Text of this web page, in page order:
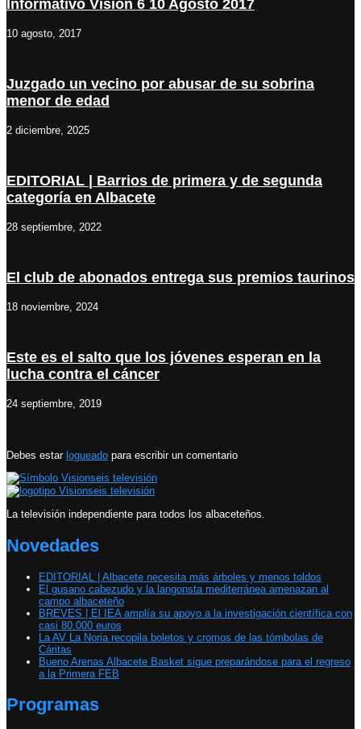
Informativo Visión 6 10 Agosto 2017
10 agosto, 2017
Juzgado un vecino por abusar de su sobrina
menor de edad
2 diciembre, 2025
EDITORIAL | Barrios de primera y de segunda
categoría en Albacete
28 septiembre, 2022
El club de abonados entrega sus premios taurinos
18 noviembre, 2024
Este es el salto que los jóvenes esperan en la
lucha contra el cáncer
24 septiembre, 2019
Debes estar logueado para escribir un comentario
La televisión independiente para todos los albaceteños.
Novedades
EDITORIAL | Albacete necesita más árboles y menos toldos
El gusano cabezudo y la langonsta mediterránea amenazan al
campo albaceteño
BREVES | El IEA amplía su apoyo a la investigación científica con
casi 80.000 euros
La AV La Noria recopila boletos y cromos de las tómbolas de
Cáritas
Bueno Arenas Albacete Basket sigue preparándose para el regreso
a la Primera FEB
Programas